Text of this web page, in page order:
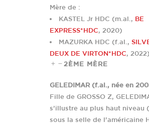
Mère de :
KASTEL Jr HDC (m.al., BE
EXPRESS*HDC, 2020)
MAZURKA HDC (f.al.,
DEUX DE VIRTON*HDC, 2022)
2ÈME MÈRE
GELEDIMAR (f.al., née en
Fille de GROSSO Z,
s’illustre au plus haut niveau
sous la selle de l’américaine